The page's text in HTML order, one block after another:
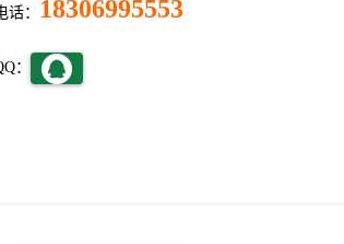
话： 18306995553
：